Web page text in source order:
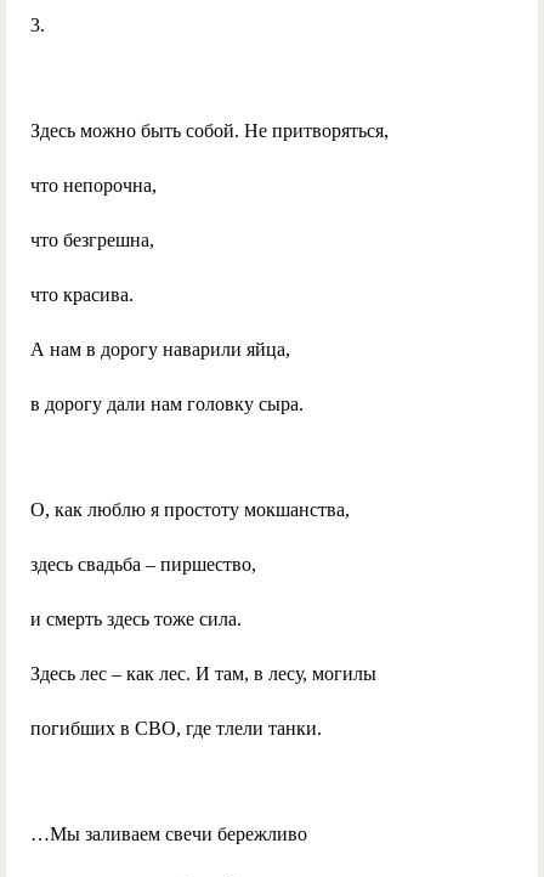
3.
Здесь можно быть собой. Не притворяться,
что непорочна,
что безгрешна,
что красива.
А нам в дорогу наварили яйца,
в дорогу дали нам головку сыра.
О, как люблю я простоту мокшанства,
здесь свадьба – пиршество,
и смерть здесь тоже сила.
Здесь лес – как лес. И там, в лесу, могилы
погибших в СВО, где тлели танки.
…Мы заливаем свечи бережливо